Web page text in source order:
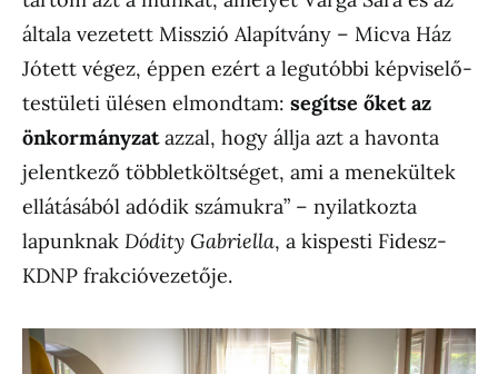
általa vezetett Misszió Alapítvány – Micva Ház
Jótett végez, éppen ezért a legutóbbi képviselő-
testületi ülésen elmondtam: segítse őket az
önkormányzatazzal, hogy állja azt a havonta
jelentkező többletköltséget, ami a menekültek
ellátásából adódik számukra” – nyilatkozta
lapunknak Dódity Gabriella, a kispesti Fidesz-
KDNP frakcióvezetője.